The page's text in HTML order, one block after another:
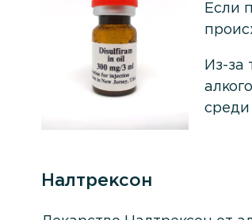
Если
Из-за
среди
Налтрексон